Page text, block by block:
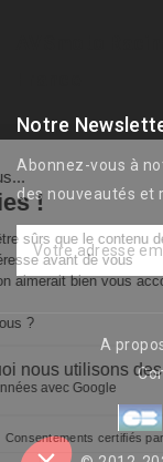
Notre
Abonnez-vous à
des nouveautés et
A